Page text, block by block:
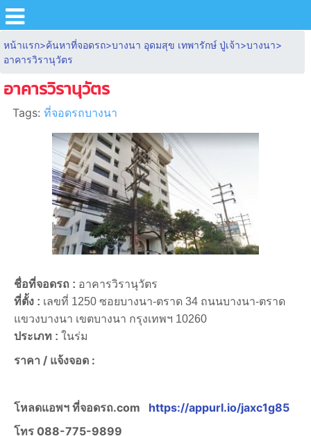
หน้าแรก>ค้นหาที่จอดรถ>บางนา อุดมสุข เทพารักษ์ ปู่เจ้า>บางนา>
อาคารวิรานุวัตร
อาคารวิรานุวัตร
Tags:ที่จอดรถบางนา
ชื่อที่จอดรถ : อาคารวิรานุวัตร
ที่ตั้ง : เลขที่ 1250 ซอยบางนา-ตราด 34 ถนนบางนา-ตราด
แขวงบางนา เขตบางนา กรุงเทพฯ 10260
ประเภท : ในร่ม
ราคา / แจ้งจอด :
โหลดแอพฯ ที่จอดรถ.com
https://appurl.io/jaxc1g85
โทร 088-775-9899